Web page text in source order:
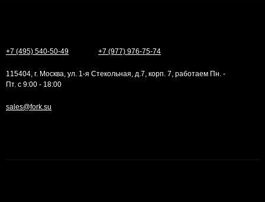
+7 (495) 540-50-49 +7 (977) 976-75-74
115404, г. Москва, ул. 1-я Стекольная, д.7, корп. 7, работаем Пн. -
Пт. с 9:00 - 18:00
sales@fork.su